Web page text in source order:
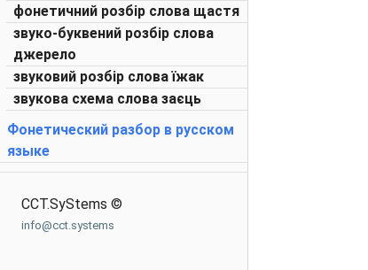
фонетичний розбір слова щастя
звуко-буквений розбір слова
джерело
звуковий розбір слова їжак
звукова схема слова заєць
Фонетический разбор в русском
языке
CCT.SyStems ©
info@cct.systems